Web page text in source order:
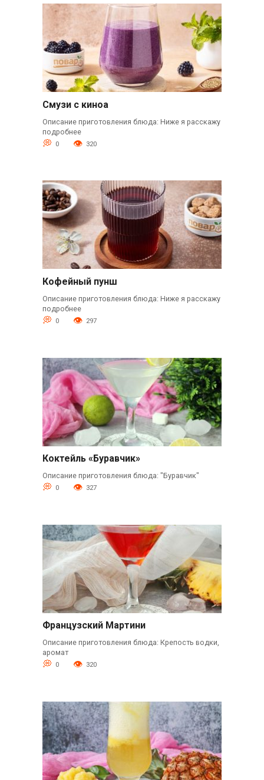
Смузи с киноа
Описание приготовления блюда: Ниже я расскажу
подробнее
0 320
Кофейный пунш
Описание приготовления блюда: Ниже я расскажу
подробнее
0 297
Коктейль «Буравчик»
Описание приготовления блюда: "Буравчик"
0 327
Французский Мартини
Описание приготовления блюда: Крепость водки,
аромат
0 320